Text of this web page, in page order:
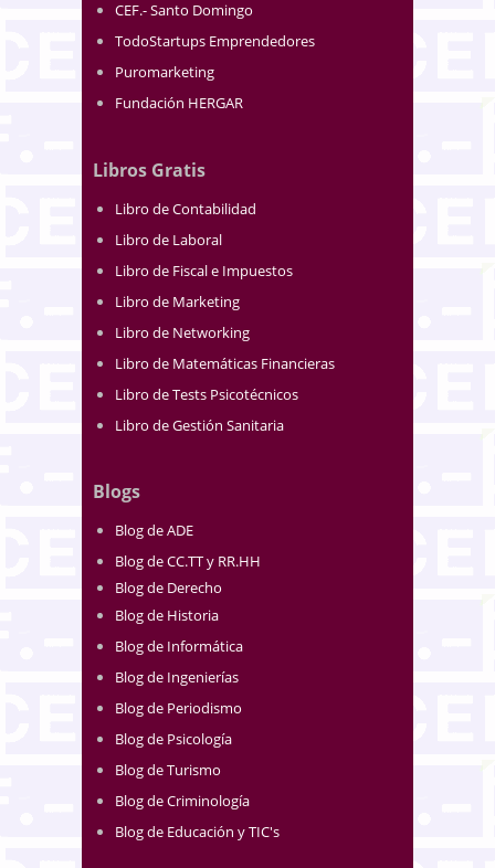
CEF.- Santo Domingo
TodoStartups Emprendedores
Puromarketing
Fundación HERGAR
Libros Gratis
Libro de Contabilidad
Libro de Laboral
Libro de Fiscal e Impuestos
Libro de Marketing
Libro de Networking
Libro de Matemáticas Financieras
Libro de Tests Psicotécnicos
Libro de Gestión Sanitaria
Blogs
Blog de ADE
Blog de CC.TT y RR.HH
Blog de Derecho
Blog de Historia
Blog de Informática
Blog de Ingenierías
Blog de Periodismo
Blog de Psicología
Blog de Turismo
Blog de Criminología
Blog de Educación y TIC's